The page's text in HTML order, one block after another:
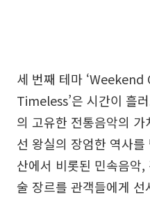
세 번째 테마
Timeless’은 시간이 흘
의 고유한 전통음악의
선 왕실의 장엄한 역사
산에서 비롯된 민속음악
술 장르를 관객들에게 선